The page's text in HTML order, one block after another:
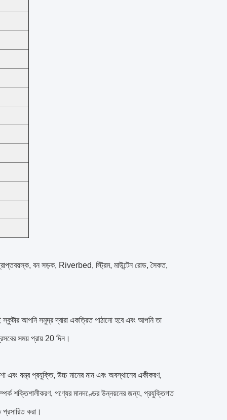
বন সড়ক, Riverbed, স্ট্রিম, মাউন্টেন রোড, সৈকত,
আপনি সমুদ্র দ্বারা একত্রিত পাঠানো হবে এবং আপনি তা
সময় প্রায় 20 দিন।
যন্ত্র প্রযুক্তি, উচ্চ মানের মান এবং অবস্থানের একীকরণ,
শক্তিশালীকরণ, পণ্যের মানদণ্ডের উন্নয়নের জন্য, প্রযুক্তিগত
করা।